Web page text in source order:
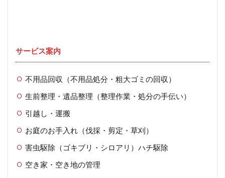
サービス案内
不用品回収（不用品処分・粗大ゴミの回収）
生前整理・遺品整理（整理作業・処分の手伝い）
引越し・運搬
お庭のお手入れ（伐採・剪定・草刈）
害虫駆除（ゴキブリ・シロアリ）ハチ駆除
空き家・空き地の管理